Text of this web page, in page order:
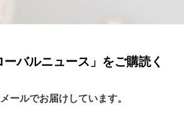
バルニュース」をご購読く
ールでお届けしています。